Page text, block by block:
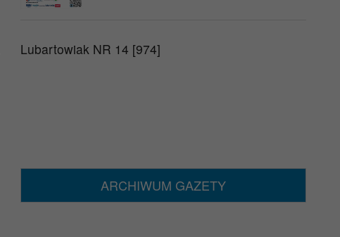
Lubartowiak NR 14 [974]
ARCHIWUM GAZETY